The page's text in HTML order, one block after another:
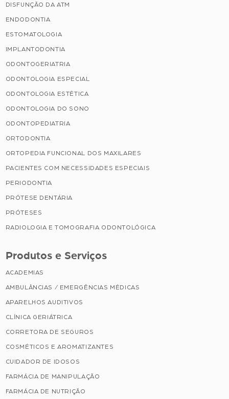
DISFUNÇÃO DA ATM
ENDODONTIA
ESTOMATOLOGIA
IMPLANTODONTIA
ODONTOGERIATRIA
ODONTOLOGIA ESPECIAL
ODONTOLOGIA ESTÉTICA
ODONTOLOGIA DO SONO
ODONTOPEDIATRIA
ORTODONTIA
ORTOPEDIA FUNCIONAL DOS MAXILARES
PACIENTES COM NECESSIDADES ESPECIAIS
PERIODONTIA
PRÓTESE DENTÁRIA
PRÓTESES
RADIOLOGIA E TOMOGRAFIA ODONTOLÓGICA
Produtos e Serviços
ACADEMIAS
AMBULÂNCIAS / EMERGÊNCIAS MÉDICAS
APARELHOS AUDITIVOS
CLÍNICA GERIÁTRICA
CORRETORA DE SEGUROS
COSMÉTICOS E AROMATIZANTES
CUIDADOR DE IDOSOS
FARMÁCIA DE MANIPULAÇÃO
FARMÁCIA DE NUTRIÇÃO